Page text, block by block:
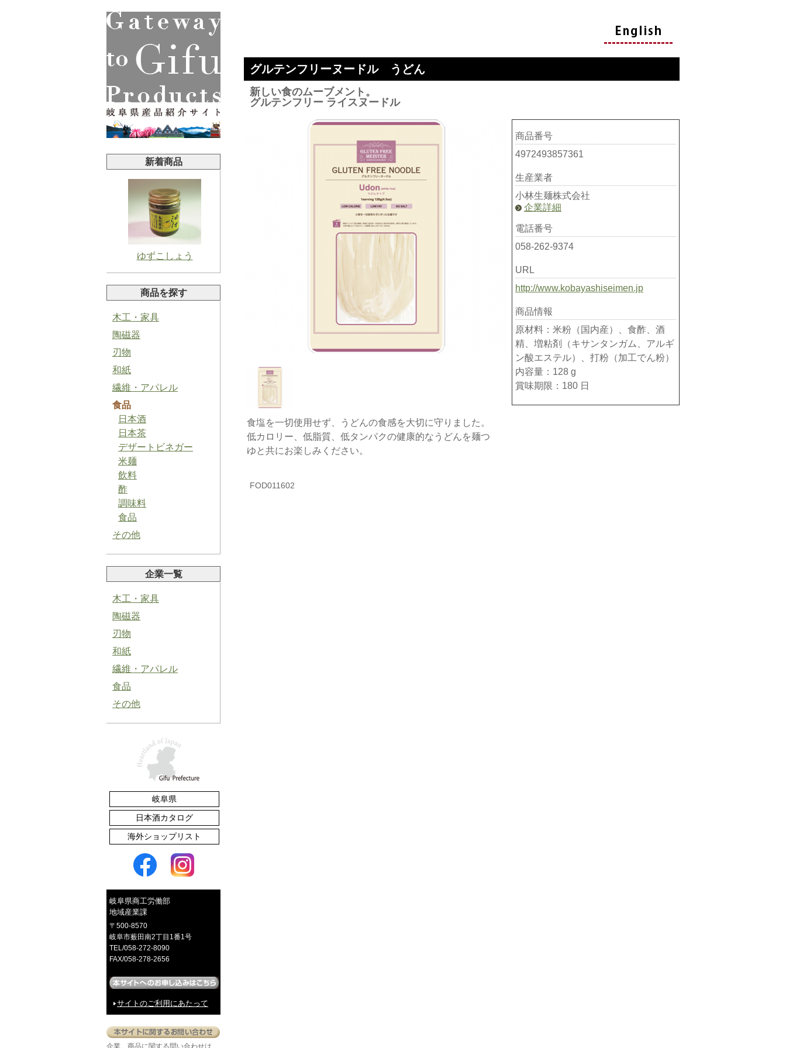
新着商品
ゆずこしょう
バジルソルト
塩にんにくペースト
バジルペースト
たくあん漬
赤かぶご飯のとも
イロとカタチの選べるピアス
商品を探す
木工・家具
陶磁器
刃物
和紙
繊維・アパレル
食品
日本酒
日本茶
デザートビネガー
米麺
飲料
酢
調味料
食品
その他
企業一覧
木工・家具
陶磁器
刃物
和紙
繊維・アパレル
食品
その他
岐阜県
日本酒カタログ
海外ショップリスト
岐阜県商工労働部
地域産業課
〒500-8570
岐阜市薮田南2丁目1番1号
TEL/058-272-8090
FAX/058-278-2656
サイトのご利用にあたって
企業、商品に関する問い合わせは
グルテンフリーヌードル うどん
新しい食のムーブメント。
グルテンフリー ライスヌードル
食塩を一切使用せず、うどんの食感を大切に守りました。
低カロリー、低脂質、低タンパクの健康的なうどんを麺つ
ゆと共にお楽しみください。
商品番号
4972493857361
生産業者
小林生麺株式会社
企業詳細
電話番号
058-262-9374
URL
http://www.kobayashiseimen.jp
商品情報
原材料：米粉（国内産）、食酢、酒
精、増粘剤（キサンタンガム、アルギ
ン酸エステル）、打粉（加工でん粉）
内容量：128 g
賞味期限：180 日
FOD011602